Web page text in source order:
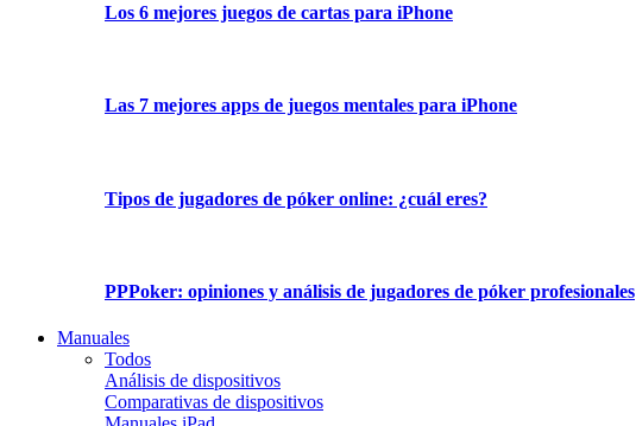
Los 6 mejores juegos de cartas para iPhone
Las 7 mejores apps de juegos mentales para iPhone
Tipos de jugadores de póker online: ¿cuál eres?
PPPoker: opiniones y análisis de jugadores de póker profesionales
Manuales
Todos
Análisis de dispositivos
Comparativas de dispositivos